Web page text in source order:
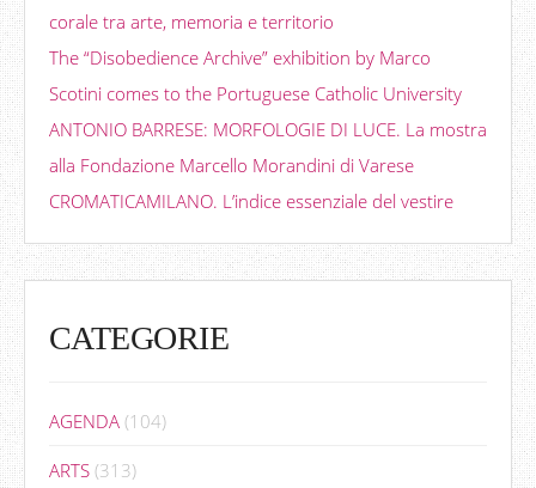
corale tra arte, memoria e territorio
The “Disobedience Archive” exhibition by Marco
Scotini comes to the Portuguese Catholic University
ANTONIO BARRESE: MORFOLOGIE DI LUCE. La mostra
alla Fondazione Marcello Morandini di Varese
CROMATICAMILANO. L’indice essenziale del vestire
CATEGORIE
AGENDA (104)
ARTS (313)